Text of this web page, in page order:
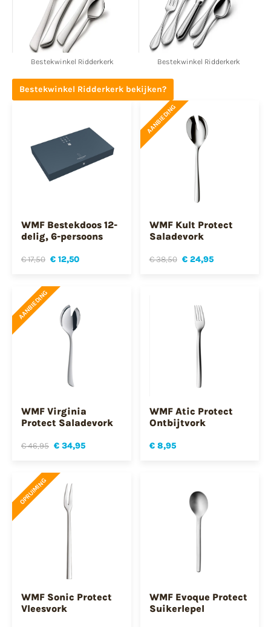
Bestekwinkel Ridderkerk Bestekwinkel Ridderkerk
Bestekwinkel Ridderkerk bekijken?
WMF Bestekdoos 12-
delig, 6-persoons
€ 17,50 € 12,50
AANBIEDING
WMF Kult Protect
Saladevork
€ 38,50 € 24,95
AANBIEDING
WMF Virginia
Protect Saladevork
€ 46,95 € 34,95
WMF Atic Protect
Ontbijtvork
€ 8,95
OPRUIMING
WMF Sonic Protect
Vleesvork
WMF Evoque Protect
Suikerlepel